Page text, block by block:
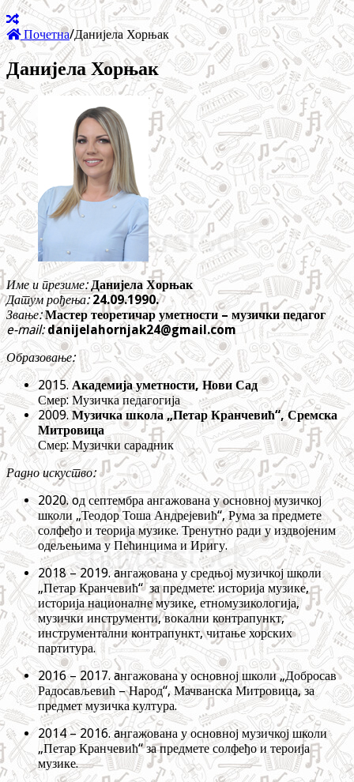
Почетна/Данијела Хорњак
Данијела Хорњак
Име и презиме: Данијела Хорњак
Датум рођења: 24.09.1990.
Звање: Мастер теоретичар уметности – музички педагог
e-mail: danijelahornjak24@gmail.com
Образовање:
2015. Академија уметности, Нови Сад
Смер: Музичка педагогија
2009.Музичка школа „Петар Кранчевић“, Сремска
Митровица
Смер: Музички сарадник
Радно искуство:
2020. oд септембра ангажована у основној музичкој
школи „Теодор Тоша Андрејевић“, Рума за предмете
солфеђо и теорија музике. Тренутно ради у издвојеним
одељењима у Пећинцима и Иригу.
2018 – 2019. aнгажована у средњој музичкој школи
„Петар Кранчевић“ за предмете: историја музике,
историја националне музике, етномузикологија,
музички инструменти, вокални контрапункт,
инструментални контрапункт, читање хорских
партитура.
2016 – 2017. aнгажована у основној школи „Добросав
Радосављевић – Народ“, Мачванска Митровица, за
предмет музичка култура.
2014 – 2016. aнгажована у основној музичкој школи
„Петар Кранчевић“ за предмете солфеђо и тероија
музике.